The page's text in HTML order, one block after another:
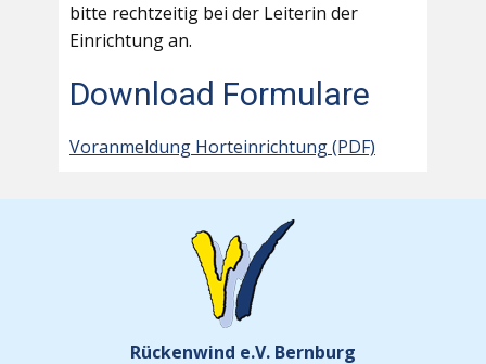
bitte rechtzeitig bei der Leiterin der
Einrichtung an.
Download Formulare
Voranmeldung Horteinrichtung (PDF)
Rückenwind e.V. Bernburg